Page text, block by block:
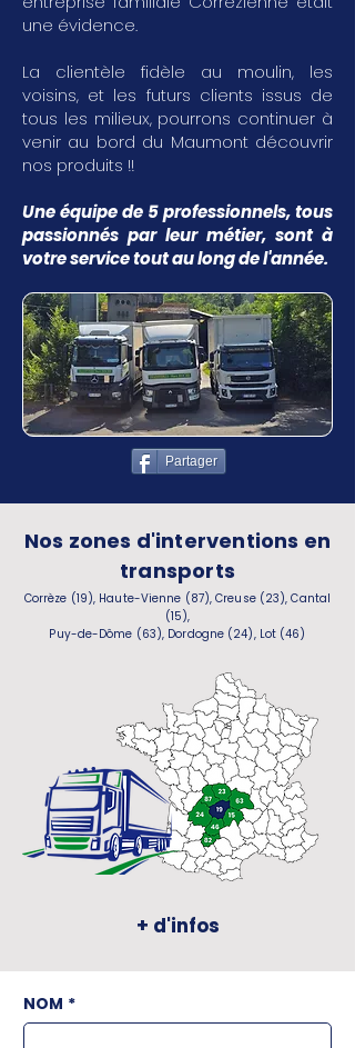
une évidence.
La clientèle fidèle au moulin, les
voisins, et les futurs clients issus de
tous les milieux, pourrons continuer à
venir au bord du Maumont découvrir
nos produits !!
Une équipe de 5 professionnels, tous
passionnés par leur métier, sont à
votre service tout au long de l'année.
Partager
Nos zones d'interventions en
transports
Corrèze (19), Haute-Vienne (87), Creuse (23), Cantal
(15),
Puy-de-Dôme (63), Dordogne (24), Lot (46)
+ d'infos
NOM *